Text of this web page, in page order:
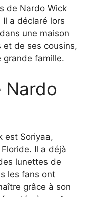
de Nardo Wick
a déclaré lors
une maison
de ses cousins,
grande famille.
Nardo
est Soriyaa,
Il a déjà
lunettes de
les fans ont
grâce à son